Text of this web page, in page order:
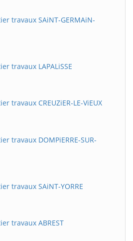
travaux SAiNT-GERMAiN-
travaux LAPALiSSE
travaux CREUZiER-LE-ViEUX
travaux DOMPiERRE-SUR-
travaux SAiNT-YORRE
travaux ABREST